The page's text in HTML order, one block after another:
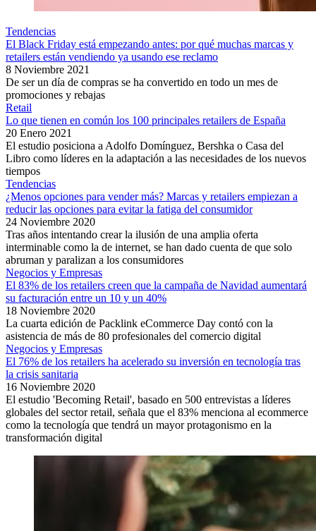
Tendencias
El Black Friday está empezando antes: por qué muchas marcas y
retailers están vendiendo ya usando ese reclamo
8 Noviembre 2021
De ser un día de compras se ha convertido en todo un mes de
promociones y rebajas
Retail
Lo que tienen en común los 100 principales retailers de España
20 Enero 2021
El estudio posiciona a Adolfo Domínguez, Bershka o Casa del
Libro como líderes en la adaptación a las necesidades de los nuevos
tiempos
Tendencias
¿Menos opciones para vender más? Marcas y retailers empiezan a
reducir las opciones para evitar la fatiga del consumidor
24 Noviembre 2020
Tras años intentando crear la ilusión de una amplia oferta
interminable como la de internet, se han dado cuenta de que solo
abruman y paralizan a los consumidores
Negocios y Empresas
El 83% de los retailers creen que la campaña de Navidad aumentará
su facturación entre un 10 y un 40%
18 Noviembre 2020
La cuarta edición de Packlink eCommerce Day contó con la
asistencia de más de 80 profesionales del comercio digital
Negocios y Empresas
El 76% de los retailers ha acelerado su inversión en tecnología tras
la crisis sanitaria
16 Noviembre 2020
El estudio 'Becoming Retail', basado en 500 entrevistas a líderes
globales del sector retail, señala que el 83% menciona al ecommerce
como la tecnología que tendrá un mayor protagonismo en la
transformación digital